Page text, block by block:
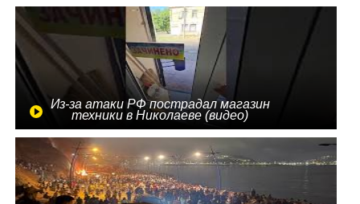
Из-за атаки РФ пострадал магазин
техники в Николаеве (видео)